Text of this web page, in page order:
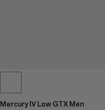
Mercury IV Low GTX Men